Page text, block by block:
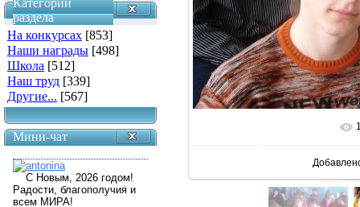
Категории
раздела
На конкурсах [853]
Наши награды [498]
Школа [512]
Наш труд [339]
Другие... [567]
Мини-чат
В